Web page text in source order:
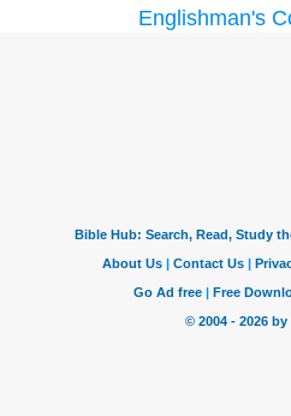
Englishman's